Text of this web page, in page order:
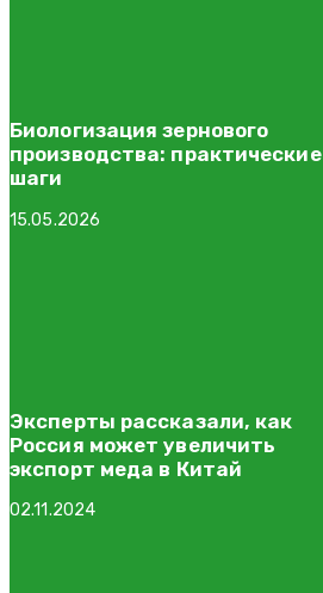
Биологизация зернового
производства: практические
шаги
15.05.2026
Эксперты рассказали, как
Россия может увеличить
экспорт меда в Китай
02.11.2024